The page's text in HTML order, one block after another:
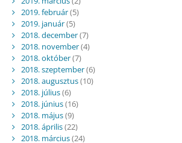
2019. február(5)
2019. január(5)
2018. december(7)
2018. november(4)
2018. október(7)
2018. szeptember(6)
2018. augusztus(10)
2018. július(6)
2018. június(16)
2018. május(9)
2018. április(22)
2018. március(24)